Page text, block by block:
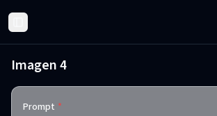
Toggle Sidebar
Imagen 4
Prompt *